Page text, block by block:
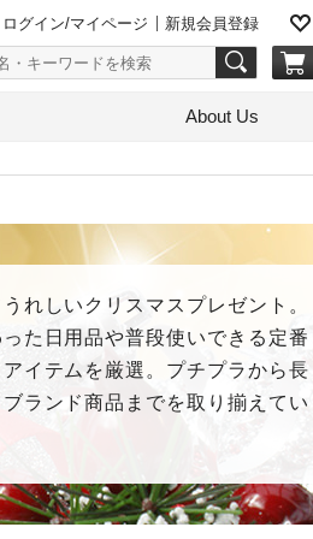
ログイン/マイページ 新規会員登録
About Us
れしいクリスマスプレゼント。
た日用品や普段使いできる定番
イテムを厳選。プチプラから長
ランド商品までを取り揃えてい